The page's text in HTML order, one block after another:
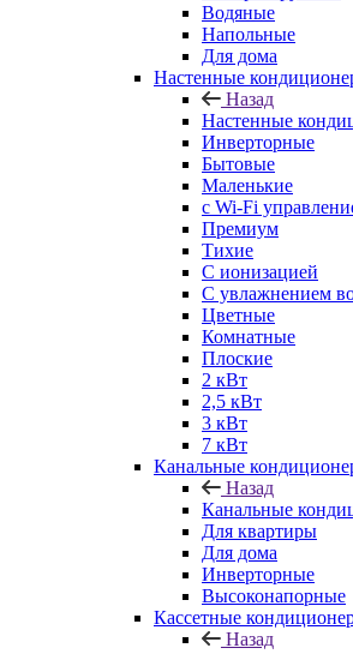
Водяные
Напольные
Для дома
Настенные
Назад
Настенные
Инверторные
Бытовые
Маленькие
с Wi-Fi
Премиум
Тихие
С ионизацией
С увлажнением
Цветные
Комнатные
Плоские
2 кВт
2,5 кВт
3 кВт
7 кВт
Канальные
Назад
Канальные
Для квартиры
Для дома
Инверторные
Высоконапорные
Кассетные
Назад